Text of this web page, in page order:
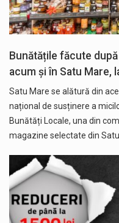
Bunătățile făcute
acum și în Satu Mare,
Satu Mare se alătură din
național de susținere a
Bunătăți Locale, una din
magazine selectate din